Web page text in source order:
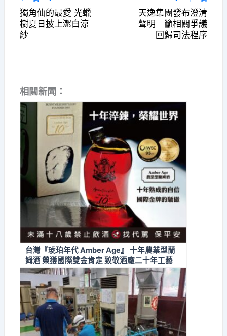
獨角仙的最愛 光蠟
樹夏日披上潔白涼
紗
天逸集團發布澄清
聲明 籲相關爭議
回歸司法程序
相關新聞：
台灣『琥珀年代 Amber Age』 十年農業型蘭
姆酒 榮獲國際雙金肯定 致敬酒廠二十年工藝